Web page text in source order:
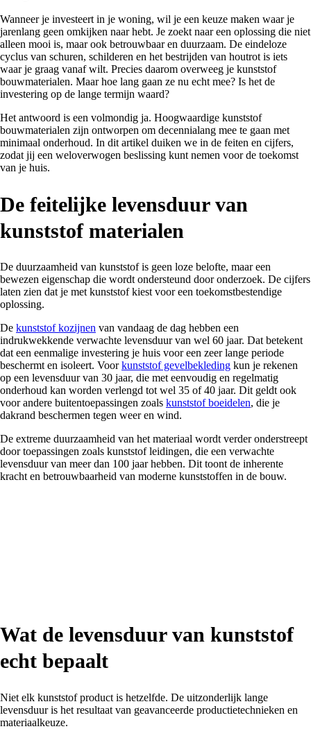
Wanneer je investeert in je woning, wil je een keuze maken waar je
jarenlang geen omkijken naar hebt. Je zoekt naar een oplossing die niet
alleen mooi is, maar ook betrouwbaar en duurzaam. De eindeloze
cyclus van schuren, schilderen en het bestrijden van houtrot is iets
waar je graag vanaf wilt. Precies daarom overweeg je kunststof
bouwmaterialen. Maar hoe lang gaan ze nu echt mee? Is het de
investering op de lange termijn waard?
Het antwoord is een volmondig ja. Hoogwaardige kunststof
bouwmaterialen zijn ontworpen om decennialang mee te gaan met
minimaal onderhoud. In dit artikel duiken we in de feiten en cijfers,
zodat jij een weloverwogen beslissing kunt nemen voor de toekomst
van je huis.
De feitelijke levensduur van
kunststof materialen
De duurzaamheid van kunststof is geen loze belofte, maar een
bewezen eigenschap die wordt ondersteund door onderzoek. De cijfers
laten zien dat je met kunststof kiest voor een toekomstbestendige
oplossing.
De kunststof kozijnen van vandaag de dag hebben een
indrukwekkende verwachte levensduur van wel 60 jaar. Dat betekent
dat een eenmalige investering je huis voor een zeer lange periode
beschermt en isoleert. Voorkunststof gevelbekleding kun je rekenen
op een levensduur van 30 jaar, die met eenvoudig en regelmatig
onderhoud kan worden verlengd tot wel 35 of 40 jaar. Dit geldt ook
voor andere buitentoepassingen zoals kunststof boeidelen, die je
dakrand beschermen tegen weer en wind.
De extreme duurzaamheid van het materiaal wordt verder onderstreept
door toepassingen zoals kunststof leidingen, die een verwachte
levensduur van meer dan 100 jaar hebben. Dit toont de inherente
kracht en betrouwbaarheid van moderne kunststoffen in de bouw.
Wat de levensduur van kunststof
echt bepaalt
Niet elk kunststof product is hetzelfde. De uitzonderlijk lange
levensduur is het resultaat van geavanceerde productietechnieken en
materiaalkeuze.